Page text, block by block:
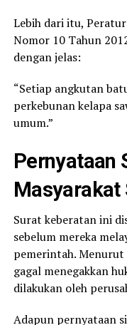
Lebih dari itu,
Nomor 10 Tahun
dengan jelas:
“Setiap angkutan
perkebunan kelapa
umum.”
Pernyataan
Masyarakat
Surat keberatan ini
sebelum mereka
pemerintah.
gagal menegakkan
dilakukan oleh
Adapun pernyataan